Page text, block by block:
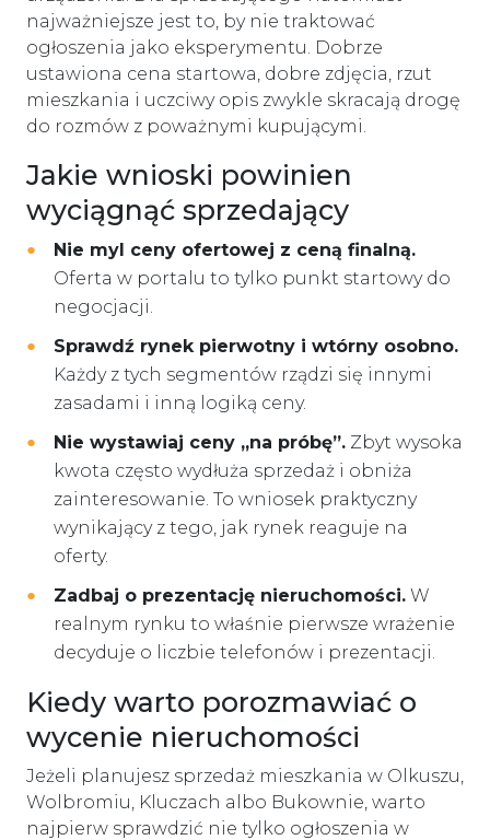
najważniejsze jest to, by nie traktować
ogłoszenia jako eksperymentu. Dobrze
ustawiona cena startowa, dobre zdjęcia, rzut
mieszkania i uczciwy opis zwykle skracają drogę
do rozmów z poważnymi kupującymi.
Jakie wnioski powinien
wyciągnąć sprzedający
Nie myl ceny ofertowej z ceną finalną.
Oferta w portalu to tylko punkt startowy do
negocjacji.
Sprawdź rynek pierwotny i wtórny osobno.
Każdy z tych segmentów rządzi się innymi
zasadami i inną logiką ceny.
Nie wystawiaj ceny „na próbę”. Zbyt wysoka
kwota często wydłuża sprzedaż i obniża
zainteresowanie. To wniosek praktyczny
wynikający z tego, jak rynek reaguje na
oferty.
Zadbaj o prezentację nieruchomości. W
realnym rynku to właśnie pierwsze wrażenie
decyduje o liczbie telefonów i prezentacji.
Kiedy warto porozmawiać o
wycenie nieruchomości
Jeżeli planujesz sprzedaż mieszkania w Olkuszu,
Wolbromiu, Kluczach albo Bukownie, warto
najpierw sprawdzić nie tylko ogłoszenia w